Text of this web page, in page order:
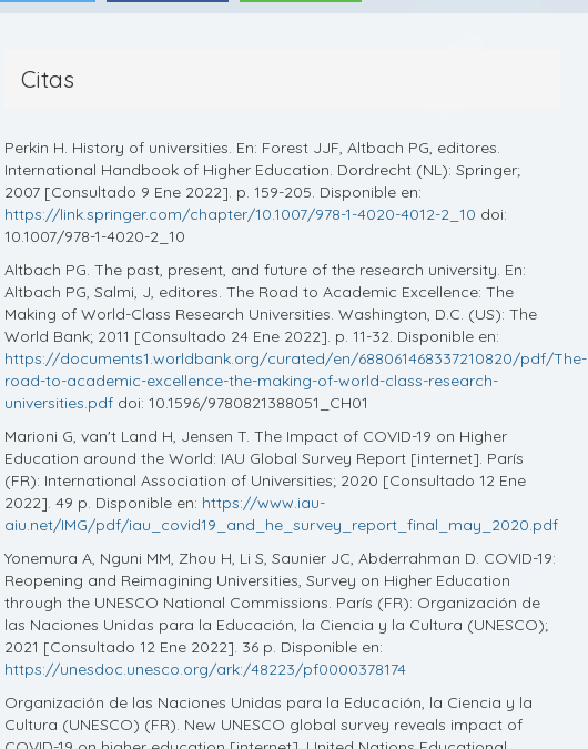
Citas
Perkin H. History of universities. En: Forest JJF, Altbach PG, editores.
International Handbook of Higher Education. Dordrecht (NL): Springer;
2007 [Consultado 9 Ene 2022]. p. 159-205. Disponible en:
https://link.springer.com/chapter/10.1007/978-1-4020-4012-2_10 doi:
10.1007/978-1-4020-2_10
Altbach PG. The past, present, and future of the research university. En:
Altbach PG, Salmi, J, editores. The Road to Academic Excellence: The
Making of World-Class Research Universities. Washington, D.C. (US): The
World Bank; 2011 [Consultado 24 Ene 2022]. p. 11-32. Disponible en:
https://documents1.worldbank.org/curated/en/688061468337210820/pdf/The-
road-to-academic-excellence-the-making-of-world-class-research-
universities.pdfdoi: 10.1596/9780821388051_CH01
Marioni G, van't Land H, Jensen T. The Impact of COVID-19 on Higher
Education around the World: IAU Global Survey Report [internet]. París
(FR): International Association of Universities; 2020 [Consultado 12 Ene
2022]. 49 p. Disponible en: https://www.iau-
aiu.net/IMG/pdf/iau_covid19_and_he_survey_report_final_may_2020.pdf
Yonemura A, Nguni MM, Zhou H, Li S, Saunier JC, Abderrahman D. COVID-19:
Reopening and Reimagining Universities, Survey on Higher Education
through the UNESCO National Commissions. París (FR): Organización de
las Naciones Unidas para la Educación, la Ciencia y la Cultura (UNESCO);
2021 [Consultado 12 Ene 2022]. 36 p. Disponible en:
https://unesdoc.unesco.org/ark:/48223/pf0000378174
Organización de las Naciones Unidas para la Educación, la Ciencia y la
Cultura (UNESCO) (FR). New UNESCO global survey reveals impact of